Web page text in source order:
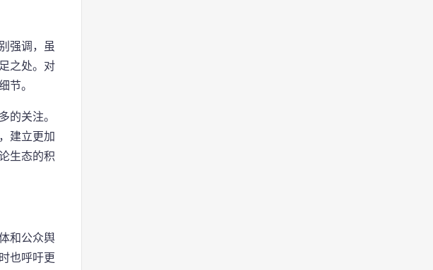
强调，虽
之处。对
节。
的关注。
建立更加
生态的积
和公众舆
也呼吁更